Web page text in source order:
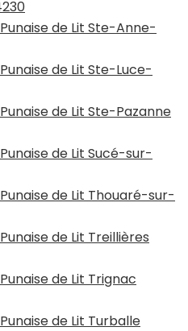
de Lit Ste-Anne-
de Lit Ste-Luce-
de Lit Ste-Pazanne
de Lit Sucé-sur-
de Lit Thouaré-sur-
de Lit Treillières
de Lit Trignac
de Lit Turballe